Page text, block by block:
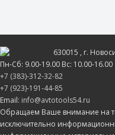
630015 , г.
Пн-Сб: 9.00-19.00 Вс: 10.00-16.00
+7 (383)-312-32-82
+7 (923)-191-44-85
Email: info@avtotools54.ru
Обращаем Ваше внимание на
исключительно